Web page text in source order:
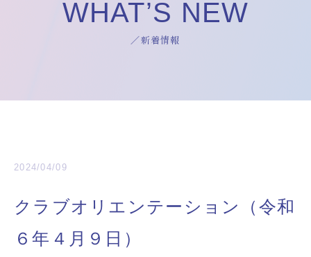
WHAT’S NEW
／新着情報
2024/04/09
クラブオリエンテーション（令和
６年４月９日）